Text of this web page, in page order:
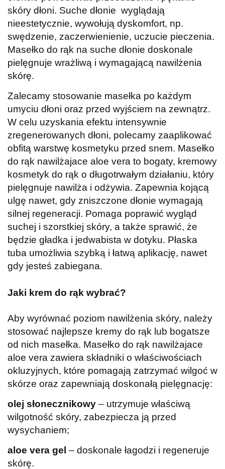
skóry dłoni. Suche dłonie wyglądają
nieestetycznie, wywołują dyskomfort, np.
swędzenie, zaczerwienienie, uczucie pieczenia.
Masełko do rąk na suche dłonie doskonale
pielęgnuje wrażliwą i wymagającą nawilżenia
skórę.
Zalecamy stosowanie masełka po każdym
umyciu dłoni oraz przed wyjściem na zewnątrz.
W celu uzyskania efektu intensywnie
zregenerowanych dłoni, polecamy zaaplikować
obfitą warstwę kosmetyku przed snem. Masełko
do rąk nawilżajace aloe vera to bogaty, kremowy
kosmetyk do rąk o długotrwałym działaniu, który
pielęgnuje nawilża i odżywia. Zapewnia kojącą
ulgę nawet, gdy zniszczone dłonie wymagają
silnej regeneracji. Pomaga poprawić wygląd
suchej i szorstkiej skóry, a także sprawić, że
będzie gładka i jedwabista w dotyku. Płaska
tuba umożliwia szybką i łatwą aplikację, nawet
gdy jesteś zabiegana.
Jaki krem do rąk wybrać?
Aby wyrównać poziom nawilżenia skóry, należy
stosować najlepsze kremy do rąk lub bogatsze
od nich masełka. Masełko do rąk nawilżajace
aloe vera zawiera składniki o właściwościach
okluzyjnych, które pomagają zatrzymać wilgoć w
skórze oraz zapewniają doskonałą pielęgnację:
olej słonecznikowy – utrzymuje właściwą
wilgotność skóry, zabezpiecza ją przed
wysychaniem;
aloe vera gel – doskonale łagodzi i regeneruje
skórę.